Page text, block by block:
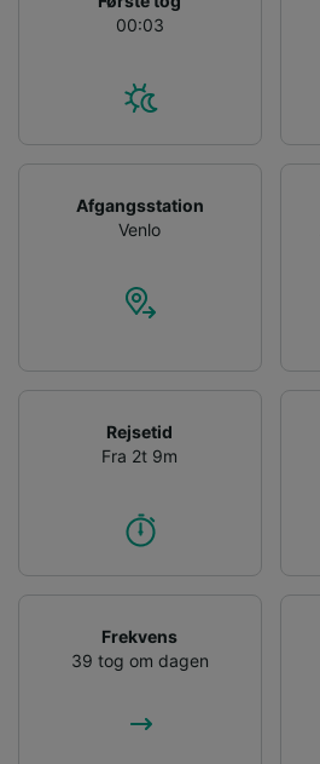
00:03
Afgangsstation
Venlo
Rejsetid
Fra 2t 9m
Frekvens
39 tog om dagen